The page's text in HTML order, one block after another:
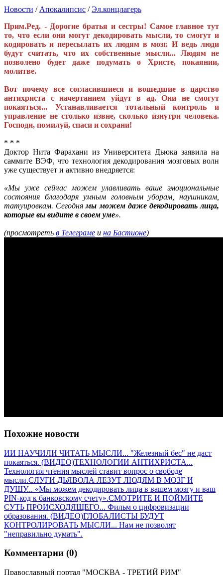
Новости / Апокалипсис /Эл.концлагерь
Прим.Ред. - Дорогие братья и сестры! Самое главное тут
то, что если они могут декодировать мысли, то смогут и
кодировать и пересылать их людям в мозг. И ведь люди
будут считать, что их собственные мысли... Людям не
позволено будет даже подумать о Христе, покаянии,
молитве.
Вот почему все согласившиеся и вошедшие в царство
антихриста с начертанием уйдут в ад. Они не смогут
покаяться... Устанавливается тотальный контроль и
управление не столько извне, сколько изнутри человека.
Господи, помилуй, спаси и сохрани!
* * *
Доктор Нита Фарахани из Университета Дьюка заявила на
саммите ВЭФ, что технология декодирования мозговых волн
уже существует и активно внедряется:
«Мы уже сейчас можем улавливать ваше эмоциональные
состояния благодаря умным головным уборам, наушникам,
татуировкам. Сегоднямы можем даже декодировать лица,
которые вы видите в своем уме».
(просмотреть в Телеграме и на Бастионе)
Похожие новости
ИИ НАУЧИЛИ ЧИТАТЬ МЫСЛИ... "Железный бес" не даст
покаяться. (ВИДЕО)ТЕХНОЛОГИИ АНТИХРИСТА...
Технология чтения мыслей ставит вопрос о свободе
мысли.СЛУГИ ДЬЯВОЛА ЛЕЗУТ ЛЮДЯМ В МОЗГ И
ДУШУ... «Мы можем декодировать лица в вашем мозгу и ваш
PIN-код к банковскому счету».СМОТРИТЕ И ПОЙМИТЕ
СУТЬ ПРОИСХОДЯЩЕГО... Фильм о цифровизации
образования. (ВИДЕО)ГЛОБАЛИСТЫ БУДУТ
КОНТРОЛИРОВАТЬ МЫСЛИ... Нам не позволят
"неправильно думать".
Комментарии (0)
Православный портал "МОСКВА - ТРЕТИЙ РИМ"